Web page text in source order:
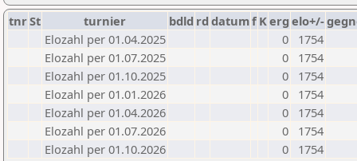
tnrSt turnier bdld rd datumf Kerg elo+/-
Elozahl per 01.04.2025
0
1754
Elozahl per 01.07.2025
0
1754
Elozahl per 01.10.2025
0
1754
Elozahl per 01.01.2026
0
1754
Elozahl per 01.04.2026
0
1754
Elozahl per 01.07.2026
0
1754
Elozahl per 01.10.2026
0 1754